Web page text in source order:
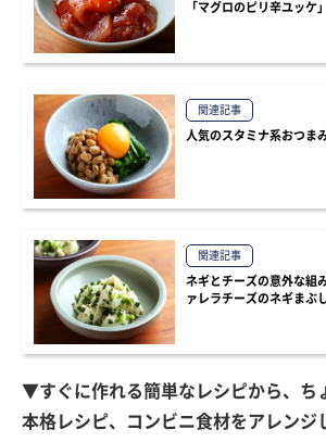
「マグロのピリ辛ユッケ」
関連記事
人気のスタミナ系おつま
関連記事
ネギとチーズの意外な組
ァレラチーズのネギまぶし
▼すぐに作れる簡単なレシピから、ち
本格レシピ、コンビニ食材をアレンジ